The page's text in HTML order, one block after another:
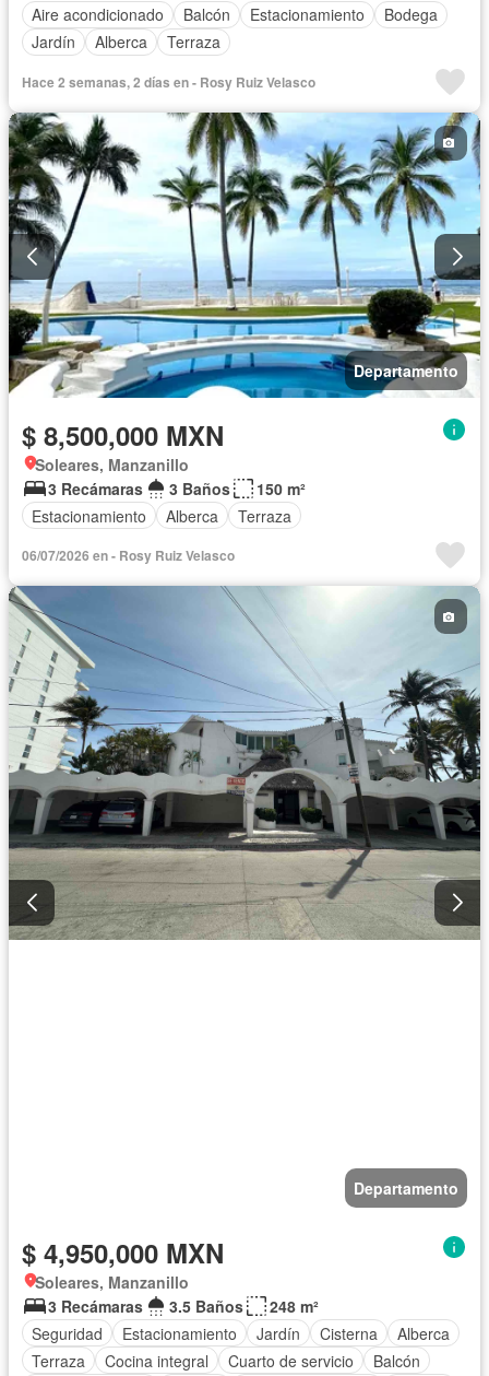
Aire acondicionado
Balcón Estacionamiento
Bodega
Jardín
Alberca Terraza
Hace 2 semanas, 2 días en - Rosy Ruiz Velasco
Departamento
$ 8,500,000 MXN
Soleares, Manzanillo
3 Recámaras
3 Baños
150 m²
Estacionamiento
Alberca Terraza
06/07/2026 en - Rosy Ruiz Velasco
Departamento
$ 4,950,000 MXN
Soleares, Manzanillo
3 Recámaras
3.5 Baños
248 m²
Seguridad
Estacionamiento Jardín Cisterna
Alberca
Terraza
Cocina integral Cuarto de servicio
Balcón